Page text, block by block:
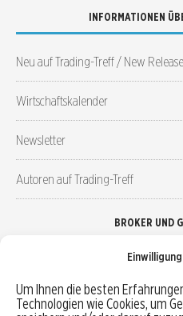
Um Ihnen die besten
Technologien wie Cookies, um
INFORMATIONEN
Neu auf Trading-Treff / New
Wirtschaftskalender
Newsletter
Autoren auf Trading-Treff
BROKER UND
Robo-Advisor vergleichen